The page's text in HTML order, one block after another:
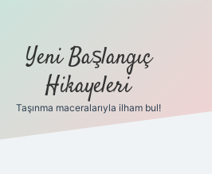
Yeni Başlangıç
Hikayeleri
Taşınma maceralarıyla ilham bul!